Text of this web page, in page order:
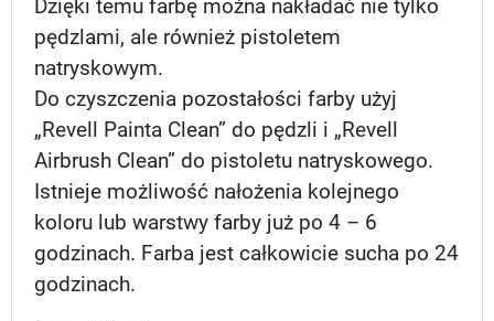
Dzięki temu farbę można nakładać nie tylko
pędzlami, ale również pistoletem
natryskowym.
Do czyszczenia pozostałości farby użyj
„Revell Painta Clean” do pędzli i „Revell
Airbrush Clean” do pistoletu natryskowego.
Istnieje możliwość nałożenia kolejnego
koloru lub warstwy farby już po 4 – 6
godzinach. Farba jest całkowicie sucha po 24
godzinach.